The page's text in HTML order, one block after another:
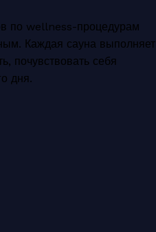
по wellness-процедурам
Каждая сауна выполняет
почувствовать себя
дня.